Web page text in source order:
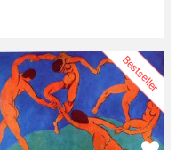
Bestseller